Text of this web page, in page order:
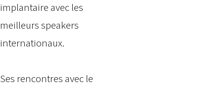
implantaire avec les
meilleurs speakers
internationaux.
Ses rencontres avec le